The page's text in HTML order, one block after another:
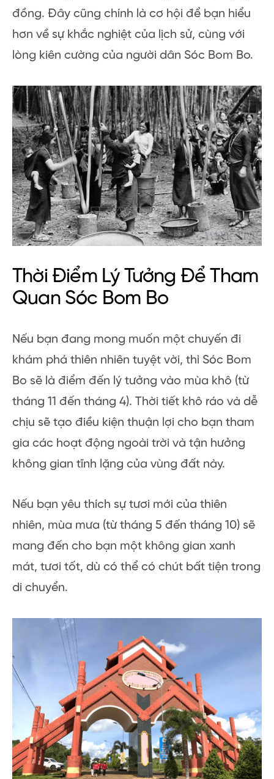
đồng. Đây cũng chính là cơ hội để bạn hiểu
hơn về sự khắc nghiệt của lịch sử, cùng với
lòng kiên cường của người dân Sóc Bom Bo.
Thời Điểm Lý Tưởng Để Tham
Quan Sóc Bom Bo
Nếu bạn đang mong muốn một chuyến đi
khám phá thiên nhiên tuyệt vời, thì Sóc Bom
Bo sẽ là điểm đến lý tưởng vào mùa khô (từ
tháng 11 đến tháng 4). Thời tiết khô ráo và dễ
chịu sẽ tạo điều kiện thuận lợi cho bạn tham
gia các hoạt động ngoài trời và tận hưởng
không gian tĩnh lặng của vùng đất này.
Nếu bạn yêu thích sự tươi mới của thiên
nhiên, mùa mưa (từ tháng 5 đến tháng 10) sẽ
mang đến cho bạn một không gian xanh
mát, tươi tốt, dù có thể có chút bất tiện trong
di chuyển.